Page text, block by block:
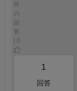
件
の
回
答
| 0
1
回答